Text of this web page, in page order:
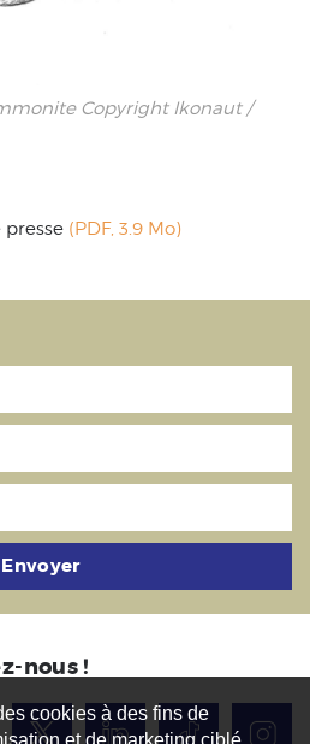
Copyright Ikonaut /
(PDF, 3.9 Mo)
Envoyer
nous !
cookies à des fins de
et de marketing ciblé.